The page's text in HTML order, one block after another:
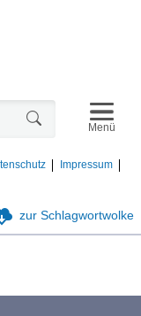
Impressum
Menü
zur Schlagwortwolke